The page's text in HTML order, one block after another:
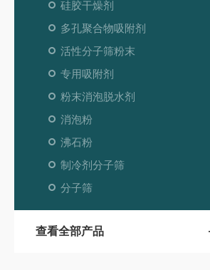
硅胶干燥剂
多孔聚合物吸附剂
活性分子筛粉末
专用吸附剂
粉末消泡脱水剂
消泡粉
沸石粉
制冷剂分子筛
分子筛
查看全部产品